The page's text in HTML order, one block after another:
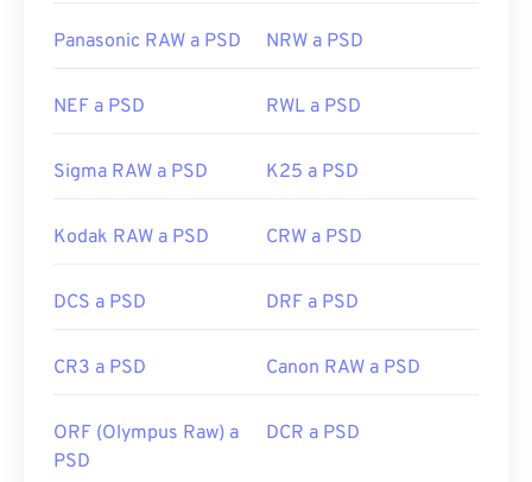
Panasonic RAW a PSD NRW a PSD
NEF a PSD RWL a PSD
Sigma RAW a PSD K25 a PSD
Kodak RAW a PSD CRW a PSD
DCS a PSD DRF a PSD
CR3 a PSD Canon RAW a PSD
ORF (Olympus Raw) a
PSD
DCR a PSD